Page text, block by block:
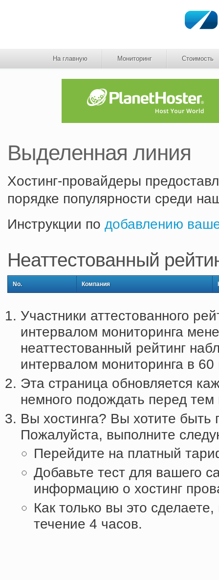
На главную Мониторинг Стоимость
Выделенная линия
Хостинг-провайдеры
порядке популярности среди
Инструкции по добавлению
Неаттестованный
No. Компания
Участники аттестованного
интервалом мониторинга
неаттестованный рейтинг
интервалом мониторинга в 60
Эта страница обновляется
немного подождать перед тем
Вы хостинга? Вы хотите быть
Пожалуйста, выполните
Перейдите на платный
Добавьте тест для вашего
информацию о хостинг
Как только вы это
течение 4 часов.